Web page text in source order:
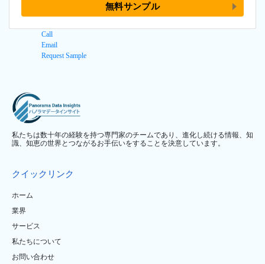
無料サンプル
Call
Email
Request Sample
私たちは数十年の経験を持つ専門家のチームであり、進化し続ける情報、知
識、知恵の世界とつながるお手伝いをすることを決意しています。
クイックリンク
ホーム
業界
サービス
私たちについて
お問い合わせ